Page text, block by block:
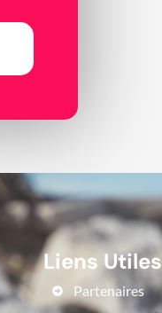
Liens Utiles
Partenaires